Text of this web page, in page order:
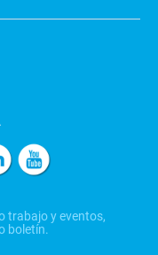
trabajo y eventos,
boletín.